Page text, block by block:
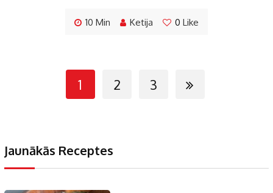
10 Min Ketija 0 Like
1 2 3
Jaunākās Receptes